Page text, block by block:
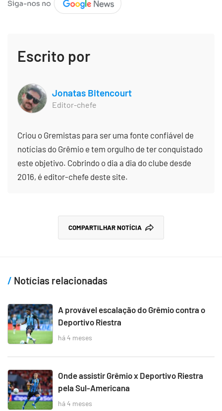
Escrito por
Jonatas Bitencourt
Editor-chefe
Criou o Gremistas para ser uma fonte confiável de
notícias do Grêmio e tem orgulho de ter conquistado
este objetivo. Cobrindo o dia a dia do clube desde
2016, é editor-chefe deste site.
COMPARTILHAR NOTÍCIA
Notícias relacionadas
A provável escalação do Grêmio contra o
Deportivo Riestra
há 4 meses
Onde assistir Grêmio x Deportivo Riestra
pela Sul-Americana
há 4 meses